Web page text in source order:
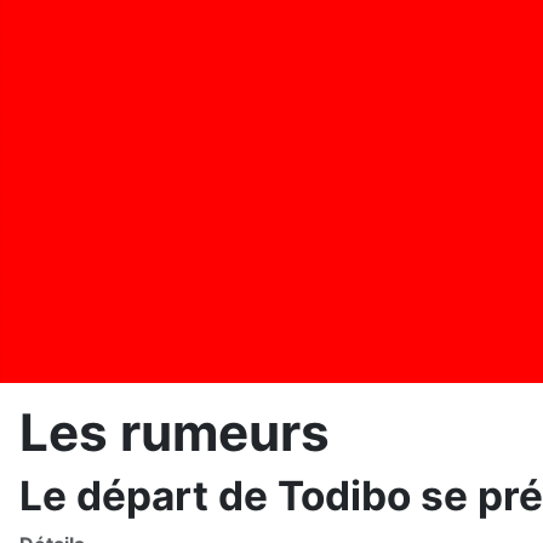
Les rumeurs
Le départ de Todibo se